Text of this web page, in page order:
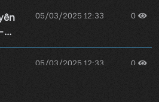
05/03/2025 12:33 0
05/03/2025 12:33 0